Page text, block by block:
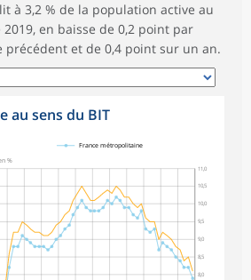
à 3,2 % de la population active au
en baisse de 0,2 point par
et de 0,4 point sur un an.
au sens du BIT
8,0
8,5
9,0
9,5
10,0
10,5
11,0
%
France métropolitaine